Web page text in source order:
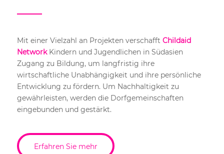
Mit einer Vielzahl an Projekten verschafft Childaid
NetworkKindern und Jugendlichen in Südasien
Zugang zu Bildung, um langfristig ihre
wirtschaftliche Unabhängigkeit und ihre persönliche
Entwicklung zu fördern. Um Nachhaltigkeit zu
gewährleisten, werden die Dorfgemeinschaften
eingebunden und gestärkt.
Erfahren Sie mehr